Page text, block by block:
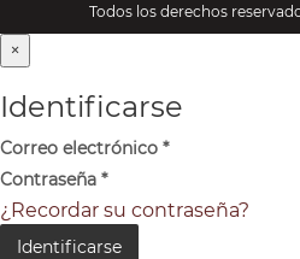
Todos los derechos
×
Identificarse
Correo electrónico *
Contraseña *
¿Recordar su contraseña?
Identificarse